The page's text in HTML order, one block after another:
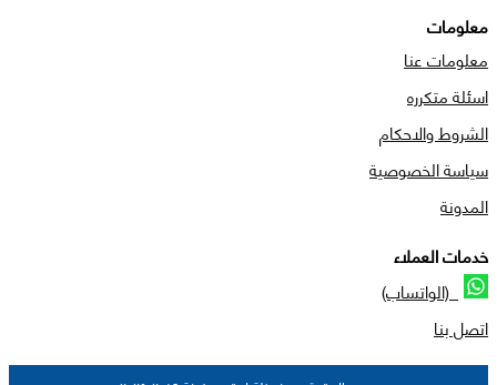
معلومات
معلومات عنا
اسئلة متكرره
الشروط والاحكام
سياسة الخصوصية
المدونة
خدمات العملاء
(الواتساب)
اتصل بنا